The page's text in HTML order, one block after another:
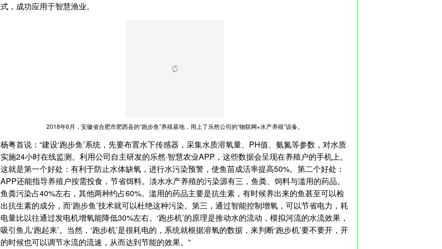
式，成功应用于智慧渔业。
2018年6月，安徽省合肥市肥西县的“跑步鱼”养殖基地，用上了乐然公司的“物联网+水产养殖”设备。
杨粤首说：“建设‘跑步鱼’系统，先要布置水下传感器，采集水质溶氧量、PH值、氨氮等参数，对水质
实施24小时在线监测。利用公司自主研发的乐然·智慧农业APP，这些数据会呈现在养殖户的手机上。
这就是第一个好处：有利于防止水体缺氧，进行水污染预警，使鱼苗成活率提高50%。第二个好处：
APP还能指导养殖户按需投食，节省饵料。淡水水产养殖的污染源有三，鱼粪、饲料与滥用的药品。
鱼粪污染占40%左右，其他两种约占60%。滥用的药品主要是抗生素，有时候养出来的鱼甚至可以检
出抗生素的成分，而‘跑步鱼’技术就可以杜绝这种污染。第三，通过智能控制增氧，可以节省电力，耗
电量比以往通过发电机增氧能降低30%左右。‘跑步机’的原理是推动水的流动，模拟河流的水流效果，
吸引鱼儿‘跑起来’。当然，‘跑步机’是很耗电的，系统就根据溶氧的数据，来判断‘跑步机’要不要开，开
的时候也可以调节水流的流速，从而达到节能的效果。”